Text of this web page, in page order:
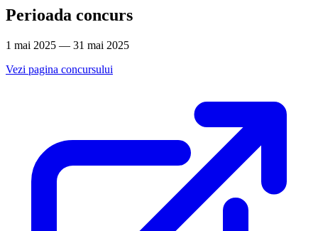
Perioada concurs
1 mai 2025 — 31 mai 2025
Vezi pagina concursului